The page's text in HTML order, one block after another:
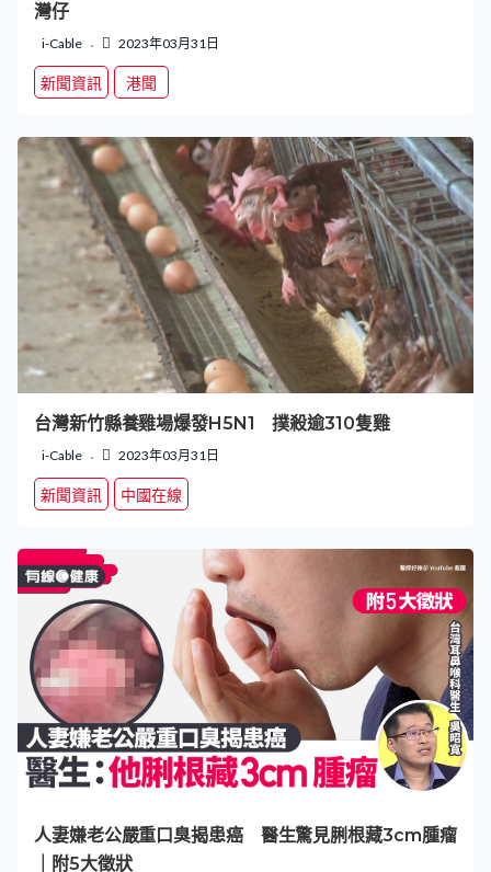
灣仔
i-Cable 2023年03月31日
新聞資訊 港聞
台灣新竹縣養雞場爆發H5N1 撲殺逾310隻雞
i-Cable 2023年03月31日
新聞資訊 中國在線
人妻嫌老公嚴重口臭揭患癌 醫生驚見脷根藏3cm腫瘤
｜附5大徵狀